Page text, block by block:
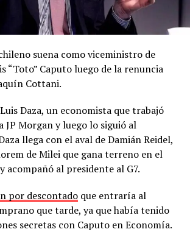
suena como viceministro de
“Toto” Caputo luego de la renuncia
Cottani.
Daza, un economista que trabajó
JP Morgan y luego lo siguió al
llega con el aval de Damián Reidel,
de Milei que gana terreno en el
acompañó al presidente al G7.
por descontadoque entraría al
que tarde, ya que había tenido
secretas con Caputo en Economía.